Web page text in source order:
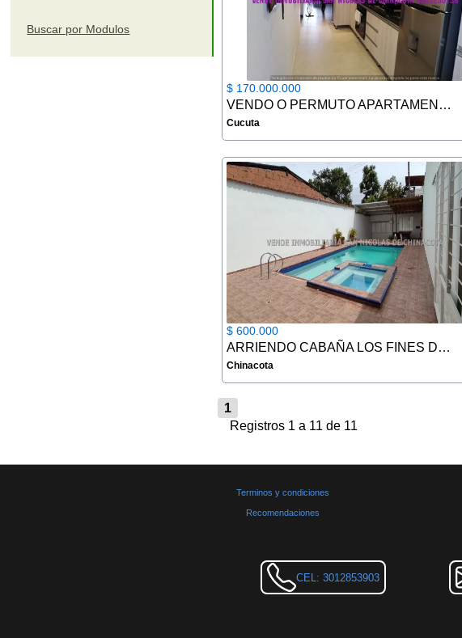
Buscar por Modulos
$ 170.000.000
VENDO O PERMUTO APARTAMENTO EN CUCUTA
Cucuta
$ 600.000
ARRIENDO CABAÑA LOS FINES DE SEMANA EN CHINACOTA
Chinacota
1
Registros 1 a 11 de 11
Terminos y condiciones
Recomendaciones
CEL: 3012853903